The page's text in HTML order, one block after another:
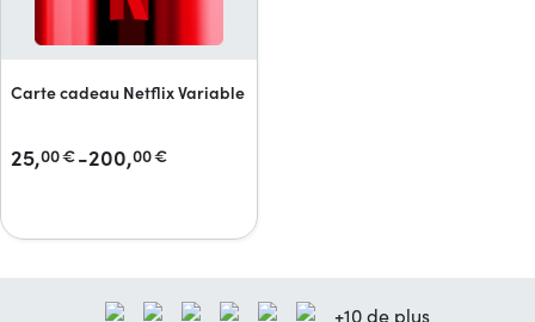
Carte cadeau Netflix Variable
25,00€-200,00€
+10 de plus